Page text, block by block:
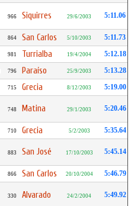
966 Siquirres 29/6/2003 5:11.06
864 San Carlos 5/10/2003 5:11.73
981 Turrialba 19/4/2004 5:12.18
796 Paraíso 25/9/2003 5:13.28
715 Grecia 8/12/2003 5:19.00
748 Matina 29/1/2003 5:20.46
710 Grecia 5/2/2003 5:35.64
883 San José 17/10/2003 5:45.14
866 San Carlos 20/10/2004 5:46.79
330 Alvarado 24/2/2004 5:49.92